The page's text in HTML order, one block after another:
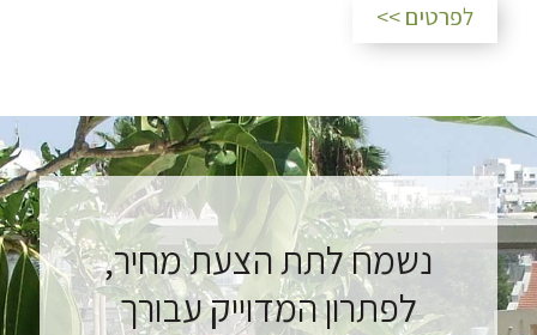
לפרטים >>
נשמח לתת הצעת מחיר,
לפתרון המדוייק עבורך